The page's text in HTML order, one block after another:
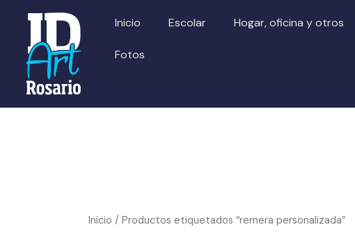
contenido
Inicio Escolar Hogar, oficina y otros
Fotos
Inicio / Productos etiquetados “remera personalizada”